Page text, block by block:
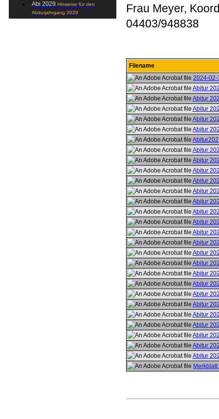
Frau Meyer,
04403/948838
Filename
2024-02-
Abitur
Abitur
Abitur
Abitur
Abitur
Abitur
Abitur
Abitur
Abitur
Abitur
Abitur
Abitur
Abitur
Abitur
Abitur
Abitur
Abitur
Abitur
Abitur
Abitur
Abitur
Abitur
Abitur
Abitur
Abitur
Abitur
Abi 2029 Hinweise für den
Abiturjahrgang 2029